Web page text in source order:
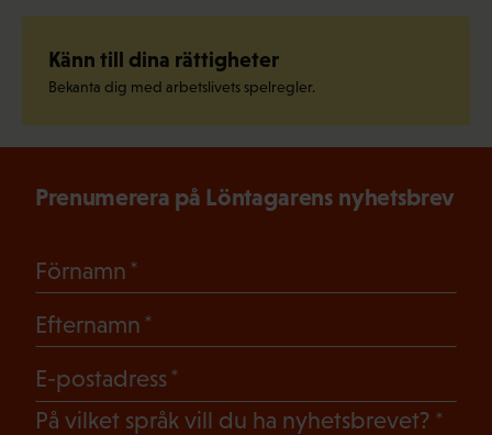
Känn till dina rättigheter
Bekanta dig med arbetslivets spelregler.
Prenumerera på Löntagarens nyhetsbrev
Förnamn
Efternamn
E-postadress
På vilket språk vill du ha nyhetsbrevet?